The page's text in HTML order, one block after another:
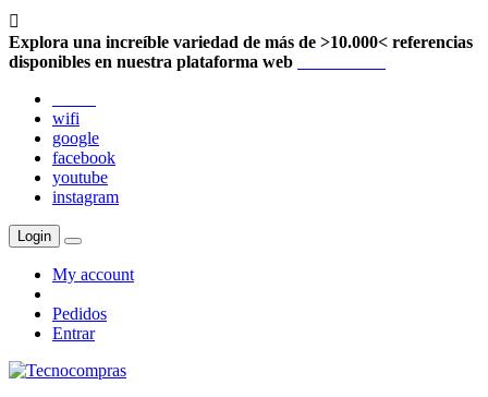

Explora una increíble variedad de más de >10.000< referencias
disponibles en nuestra plataforma web
wifi
google
facebook
youtube
instagram
Login
My account
Pedidos
Entrar